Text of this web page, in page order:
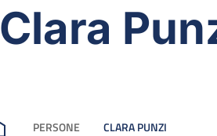
Clara
PERSONE CLARA PUNZI